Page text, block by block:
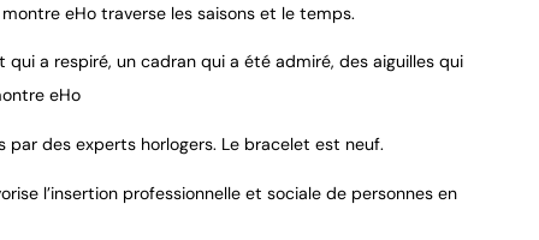
eHo traverse les saisons et le temps.
a respiré, un cadran qui a été admiré, des aiguilles qui
eHo
des experts horlogers. Le bracelet est neuf.
l’insertion professionnelle et sociale de personnes en